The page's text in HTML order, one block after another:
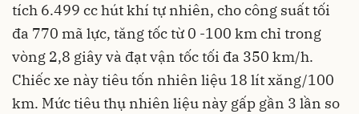
tích 6.499 cc hút khí tự nhiên, cho công suất tối
đa 770 mã lực, tăng tốc từ 0 -100 km chỉ trong
vòng 2,8 giây và đạt vận tốc tối đa 350 km/h.
Chiếc xe này tiêu tốn nhiên liệu 18 lít xăng/100
km. Mức tiêu thụ nhiên liệu này gấp gần 3 lần so